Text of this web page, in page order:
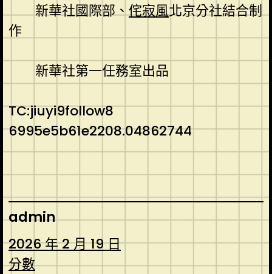
新華社國際部、侘寂風北京分社結合制
作
新華社第一任務室出品
TC:jiuyi9follow8
6995e5b61e2208.04862744
admin
2026 年 2 月 19 日
分數